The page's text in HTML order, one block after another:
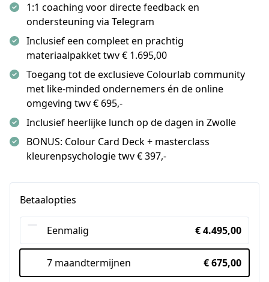
1:1 coaching voor directe feedback en
ondersteuning via Telegram
Inclusief een compleet en prachtig
materiaalpakket twv € 1.695,00
Toegang tot de exclusieve Colourlab community
met like-minded ondernemers én de online
omgeving twv € 695,-
Inclusief heerlijke lunch op de dagen in Zwolle
BONUS: Colour Card Deck + masterclass
kleurenpsychologie twv € 397,-
Betaalopties
Eenmalig € 4.495,00
7 maandtermijnen € 675,00